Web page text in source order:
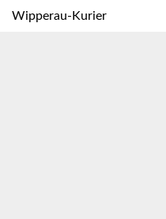
Wipperau-Kurier